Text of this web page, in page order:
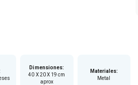
compacto pero espacioso, cuenta con
ordenadas y accesibles.
más eficiente y profesional con nuestra
metálica de alta calidad!
Dimensiones:
40 X 20 X 19 cm
aprox
Materiales:
Metal